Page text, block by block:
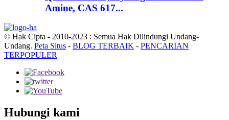
Amine, CAS 617...
© Hak Cipta - 2010-2023 : Semua Hak Dilindungi Undang-
Undang. Peta Situs - BLOG TERBAIK - PENCARIAN
TERPOPULER
Hubungi kami